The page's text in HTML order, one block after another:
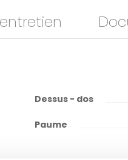
Dessus - dos
Paume